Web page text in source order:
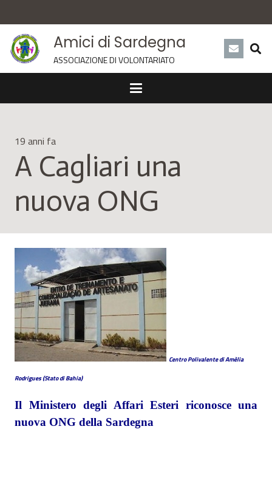
Amici di Sardegna
ASSOCIAZIONE DI VOLONTARIATO
19 anni fa
A Cagliari una
nuova ONG
Centro Polivalente di Amèlia
Rodrigues (Stato di Bahia)
Il Ministero degli Affari Esteri riconosce una
nuova ONG della Sardegna